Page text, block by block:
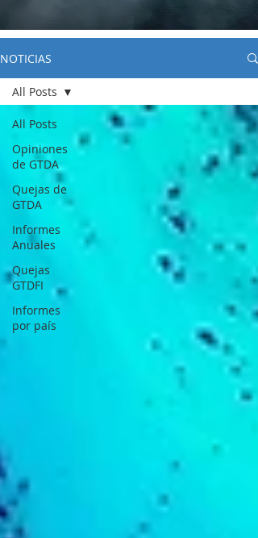
NOTICIAS
All Posts
Opiniones
de GTDA
Quejas de
GTDA
Informes
Anuales
Quejas
GTDFI
Informes
por país
All Posts